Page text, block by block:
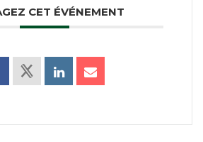
CET ÉVÉNEMENT